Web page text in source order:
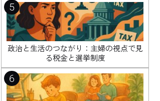
5
政治と生活のつながり：主婦の視点で見
る税金と選挙制度
6